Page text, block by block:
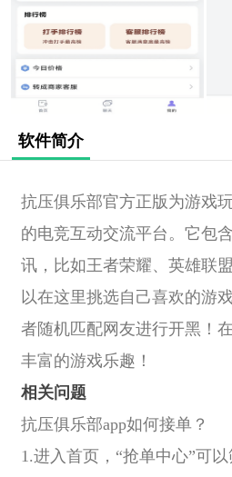
软件简介
抗压俱乐部官方正版为游戏
的电竞互动交流平台。它包
讯，比如王者荣耀、英雄联
以在这里挑选自己喜欢的游
者随机匹配网友进行开黑！
丰富的游戏乐趣！
相关问题
抗压俱乐部app如何接单？
1.进入首页，“抢单中心”可